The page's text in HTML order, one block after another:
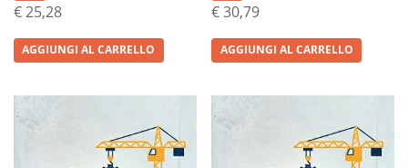
€25,28
AGGIUNGI AL CARRELLO
€30,79
AGGIUNGI AL CARRELLO